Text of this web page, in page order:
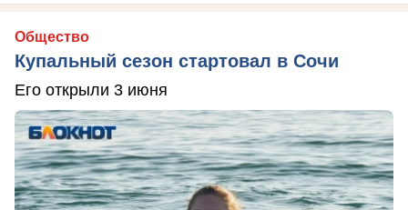
Общество
Купальный сезон стартовал в Сочи
Его открыли 3 июня